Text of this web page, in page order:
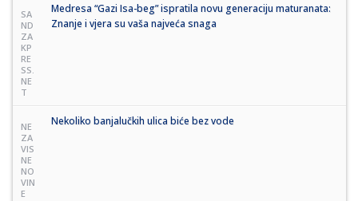
SA
ND
ZA
KP
RE
SS.
NE
T
Medresa “Gazi Isa-beg” ispratila novu generaciju maturanata:
Znanje i vjera su vaša najveća snaga
NE
ZA
VIS
NE
NO
VIN
E
Nekoliko banjalučkih ulica biće bez vode